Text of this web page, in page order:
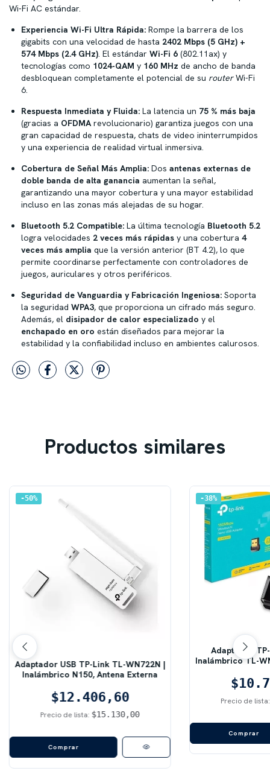
Wi-Fi AC estándar.
Experiencia Wi-Fi Ultra Rápida: Rompe la barrera de los
gigabits con una velocidad de hasta 2402 Mbps (5 GHz) +
574 Mbps (2.4 GHz). El estándar Wi-Fi 6 (802.11ax) y
tecnologías como 1024-QAM y 160 MHz de ancho de banda
desbloquean completamente el potencial de su routerWi-Fi
6.
Respuesta Inmediata y Fluida: La latencia un 75 % más baja
(gracias a OFDMArevolucionario) garantiza juegos con una
gran capacidad de respuesta, chats de video ininterrumpidos
y una experiencia de realidad virtual inmersiva.
Cobertura de Señal Más Amplia: Dos antenas externas de
doble banda de alta ganancia aumentan la señal,
garantizando una mayor cobertura y una mayor estabilidad
incluso en las zonas más alejadas de su hogar.
Bluetooth 5.2 Compatible: La última tecnología Bluetooth 5.2
logra velocidades 2 veces más rápidas y una cobertura 4
veces más amplia que la versión anterior (BT 4.2), lo que
permite coordinarse perfectamente con controladores de
juegos, auriculares y otros periféricos.
Seguridad de Vanguardia y Fabricación Ingeniosa: Soporta
la seguridad WPA3, que proporciona un cifrado más seguro.
Además, el disipador de calor especializado y el
enchapado en oro están diseñados para mejorar la
estabilidad y la confiabilidad incluso en ambientes calurosos.
Productos similares
50%
Adaptador USB TP-Link TL-WN722N |
Inalámbrico N150, Antena Externa
$12.406,60
Precio de lista: $15.130,00
38%
Adaptador
Inalámbrico TL-
Precio de